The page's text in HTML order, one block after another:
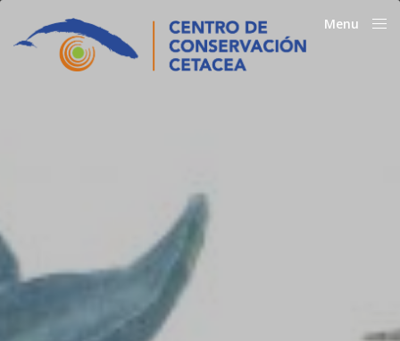
Menu